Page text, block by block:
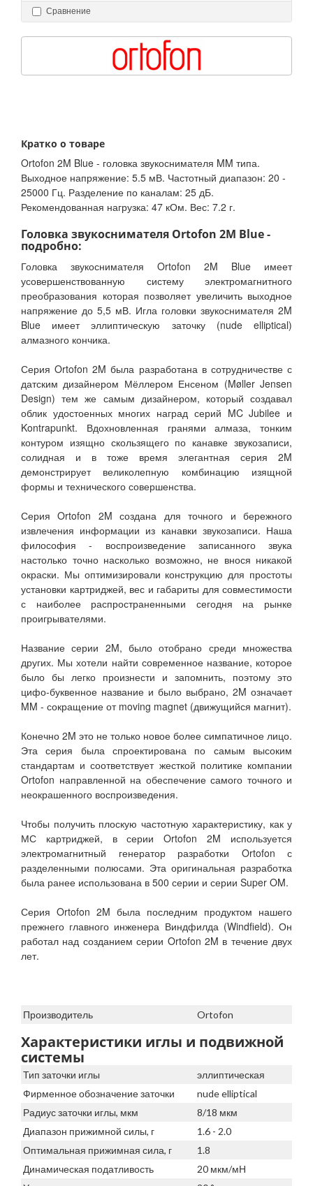
Сравнение
Кратко о товаре
Ortofon 2M Blue - головка звукоснимателя MM типа.
Выходное напряжение: 5.5 мВ. Частотный диапазон: 20 -
25000 Гц. Разделение по каналам: 25 дБ.
Рекомендованная нагрузка: 47 кОм. Вес: 7.2 г.
Головка звукоснимателя Ortofon 2M Blue -
подробно:
Головка звукоснимателя Ortofon 2M Blue имеет
усовершенствованную систему электромагнитного
преобразования которая позволяет увеличить выходное
напряжение до 5,5 мВ. Игла головки звукоснимателя 2M
Blue имеет эллиптическую заточку (nude elliptical)
алмазного кончика.
Серия Ortofon 2M была разработана в сотрудничестве с
датским дизайнером Мёллером Енсеном (Møller Jensen
Design) тем же самым дизайнером, который создавал
облик удостоенных многих наград серий MC Jubilee и
Kontrapunkt. Вдохновленная гранями алмаза, тонким
контуром изящно скользящего по канавке звукозаписи,
солидная и в тоже время элегантная серия 2M
демонстрирует великолепную комбинацию изящной
формы и технического совершенства.
Серия Ortofon 2M создана для точного и бережного
извлечения информации из канавки звукозаписи. Наша
философия - воспроизведение записанного звука
настолько точно насколько возможно, не внося никакой
окраски. Мы оптимизировали конструкцию для простоты
установки картриджей, вес и габариты для совместимости
с наиболее распространенными сегодня на рынке
проигрывателями.
Название серии 2M, было отобрано среди множества
других. Мы хотели найти современное название, которое
было бы легко произнести и запомнить, поэтому это
цифо-буквенное название и было выбрано, 2M означает
MM - сокращение от moving magnet (движущийся магнит).
Конечно 2M это не только новое более симпатичное лицо.
Эта серия была спроектирована по самым высоким
стандартам и соответствует жесткой политике компании
Ortofon направленной на обеспечение самого точного и
неокрашенного воспроизведения.
Чтобы получить плоскую частотную характеристику, как у
МС картриджей, в серии Ortofon 2M используется
электромагнитный генератор разработки Ortofon с
разделенными полюсами. Эта оригинальная разработка
была ранее использована в 500 серии и серии Super OM.
Серия Ortofon 2M была последним продуктом нашего
прежнего главного инженера Виндфилда (Windfield). Он
работал над созданием серии Ortofon 2M в течение двух
лет.
Производитель Ortofon
Характеристики иглы и подвижной
системы
Тип заточки иглы
эллиптическая
Фирменное обозначение заточки
nude elliptical
Радиус заточки иглы, мкм
8/18 мкм
Диапазон прижимной силы, г
1.6 - 2.0
Оптимальная прижимная сила, г
1.8
Динамическая податливость
20 мкм/мН